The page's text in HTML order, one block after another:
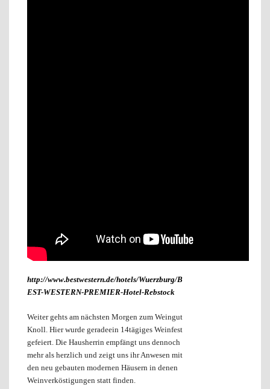
http://www.bestwestern.de/hotels/Wuerzburg/B
EST-WESTERN-PREMIER-Hotel-Rebstock
Weiter gehts am nächsten Morgen zum Weingut
Knoll. Hier wurde geradeein 14tägiges Weinfest
gefeiert. Die Hausherrin empfängt uns dennoch
mehr als herzlich und zeigt uns ihr Anwesen mit
den neu gebauten modernen Häusern in denen
Weinverköstigungen statt finden.